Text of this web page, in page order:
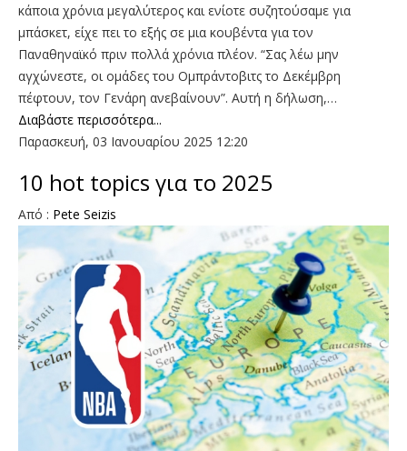
κάποια χρόνια μεγαλύτερος και ενίοτε συζητούσαμε για
μπάσκετ, είχε πει το εξής σε μια κουβέντα για τον
Παναθηναϊκό πριν πολλά χρόνια πλέον. “Σας λέω μην
αγχώνεστε, οι ομάδες του Ομπράντοβιτς το Δεκέμβρη
πέφτουν, τον Γενάρη ανεβαίνουν”. Αυτή η δήλωση,…
Διαβάστε περισσότερα...
Παρασκευή, 03 Ιανουαρίου 2025 12:20
10 hot topics για το 2025
Από : Pete Seizis